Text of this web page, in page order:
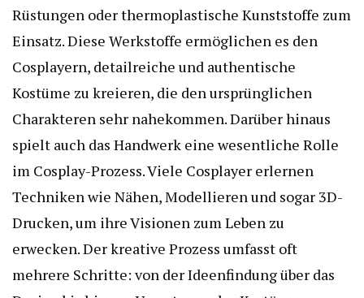
Rüstungen oder thermoplastische Kunststoffe zum
Einsatz. Diese Werkstoffe ermöglichen es den
Cosplayern, detailreiche und authentische
Kostüme zu kreieren, die den ursprünglichen
Charakteren sehr nahekommen. Darüber hinaus
spielt auch das Handwerk eine wesentliche Rolle
im Cosplay-Prozess. Viele Cosplayer erlernen
Techniken wie Nähen, Modellieren und sogar 3D-
Drucken, um ihre Visionen zum Leben zu
erwecken. Der kreative Prozess umfasst oft
mehrere Schritte: von der Ideenfindung über das